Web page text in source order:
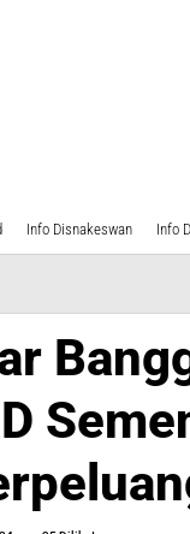
Info Disnakeswan Info